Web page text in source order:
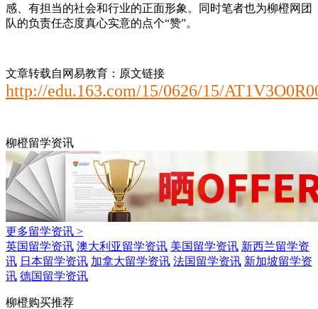
感、有担当的社会和行业的正面形象。同时笔者也为柳橙网团
队的负责任态度真心实意的点个“赞”。
文章转载自网易教育：原文链接
http://edu.163.com/15/0626/15/
柳橙留学资讯
更多留学资讯 >
英国留学资讯 澳大利亚留学资讯 美国留学资讯 新西兰留学资
讯 日本留学资讯 加拿大留学资讯 法国留学资讯 新加坡留学资
讯 德国留学资讯
柳橙购买推荐